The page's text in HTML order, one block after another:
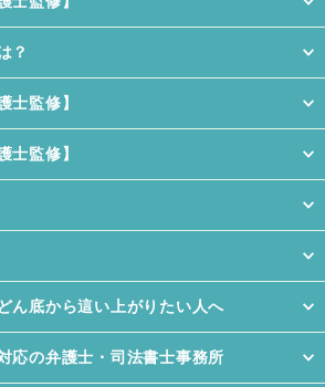
？
士監修】
士監修】
ん底から這い上がりたい人へ
応の弁護士・司法書士事務所